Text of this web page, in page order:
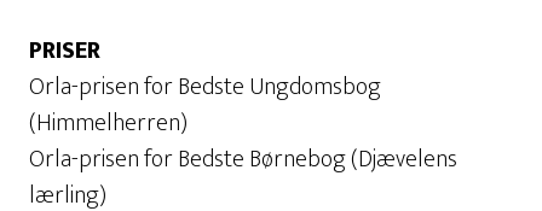
PRISER
Orla-prisen for Bedste Ungdomsbog
(Himmelherren)
Orla-prisen for Bedste Børnebog (Djævelens
lærling)